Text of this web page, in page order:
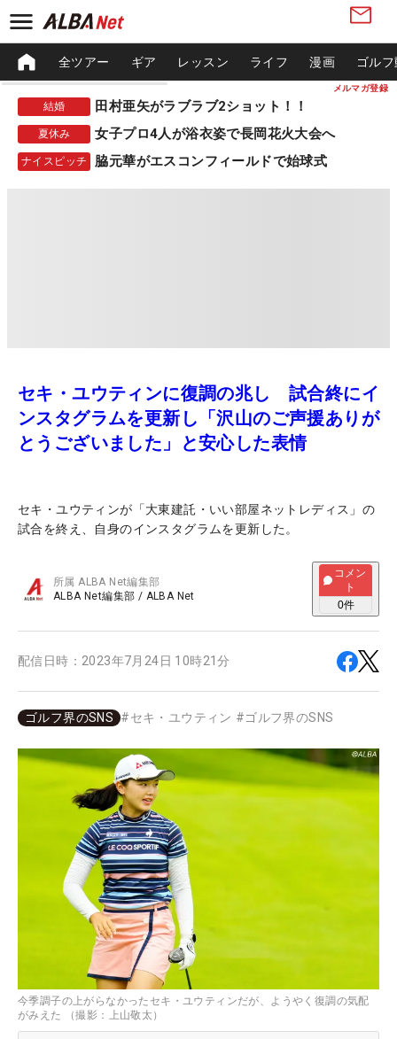
メルマガ登録
全ツアー ギア レッスン ライフ 漫画 ゴル
結婚 田村亜矢がラブラブ2ショット！！
夏休み 女子プロ4人が浴衣姿で長岡花火大会へ
ナイスピッチ 脇元華がエスコンフィールドで始球式
セキ・ユウティンに復調の兆し 試合終にイ
ンスタグラムを更新し「沢山のご声援ありが
とうございました」と安心した表情
セキ・ユウティンが「大東建託・いい部屋ネットレディス」の
試合を終え、自身のインスタグラムを更新した。
所属ALBA Net編集部
ALBA Net編集部 / ALBA Net
コメン
ト
0件
配信日時： 2023年7月24日 10時21分
ゴルフ界のSNS #セキ・ユウティン #ゴルフ界のSNS
今季調子の上がらなかったセキ・ユウティンだが、ようやく復調の気配
がみえた （撮影：上山敬太）